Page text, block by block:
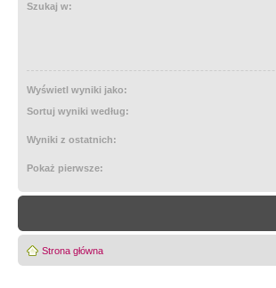
Szukaj w:
Wyświetl wyniki jako:
Sortuj wyniki według:
Wyniki z ostatnich:
Pokaż pierwsze:
Strona główna